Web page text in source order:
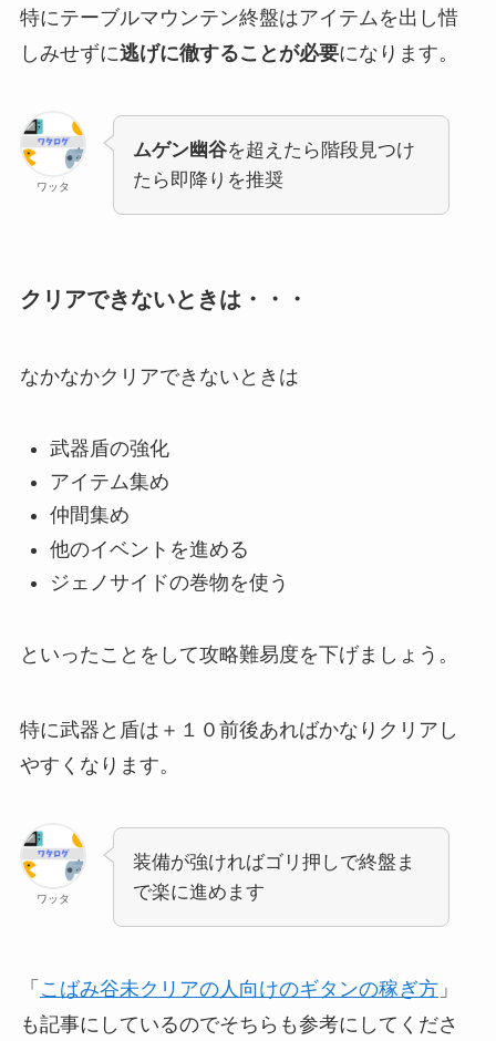
特にテーブルマウンテン終盤はアイテムを出し惜
しみせずに逃げに徹することが必要になります。
ワッタ
ムゲン幽谷を超えたら階段見つけ
たら即降りを推奨
クリアできないときは・・・
なかなかクリアできないときは
武器盾の強化
アイテム集め
仲間集め
他のイベントを進める
ジェノサイドの巻物を使う
といったことをして攻略難易度を下げましょう。
特に武器と盾は＋１０前後あればかなりクリアし
やすくなります。
ワッタ
装備が強ければゴリ押しで終盤ま
で楽に進めます
「 こばみ谷未クリアの人向けのギタンの稼ぎ方」
も記事にしているのでそちらも参考にしてくださ